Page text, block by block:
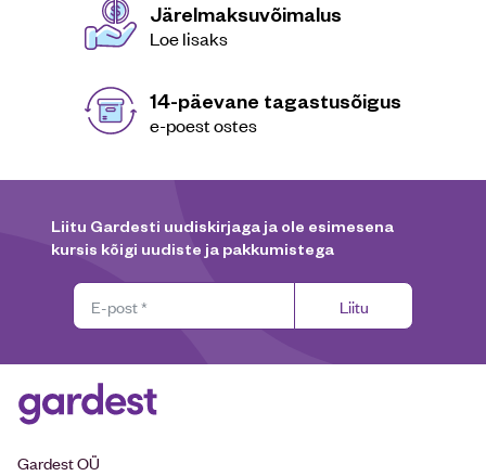
Järelmaksuvõimalus
Loe lisaks
14-päevane tagastusõigus
e-poest ostes
Liitu Gardesti uudiskirjaga ja ole esimesena
kursis kõigi uudiste ja pakkumistega
Liitu
Gardest OÜ